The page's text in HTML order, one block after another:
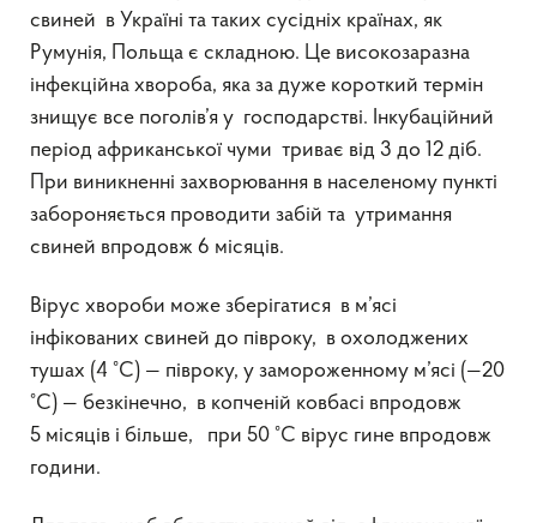
свиней в Україні та таких сусідніх країнах, як
Румунія, Польща є складною. Це високозаразна
інфекційна хвороба, яка за дуже короткий термін
знищує все поголів’я у господарстві. Інкубаційний
період африканської чуми триває від 3 до 12 діб.
При виникненні захворювання в населеному пункті
забороняється проводити забій та утримання
свиней впродовж 6 місяців.
Вірус хвороби може зберігатися в м’ясі
інфікованих свиней до півроку, в охолоджених
тушах (4 °C) — півроку, у замороженному м’ясі (—20
°C) — безкінечно, в копченій ковбасі впродовж
5 місяців і більше, при 50 °С вірус гине впродовж
години.